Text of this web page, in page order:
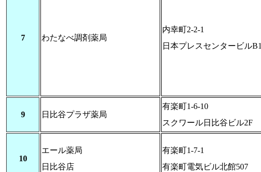
7 わたなべ調剤薬局
内幸町2-2-1
日本プレスセンタービルB1
9 日比谷プラザ薬局
有楽町1-6-10
スクワール日比谷ビル2F
10
エール薬局
日比谷店
有楽町1-7-1
有楽町電気ビル北館507